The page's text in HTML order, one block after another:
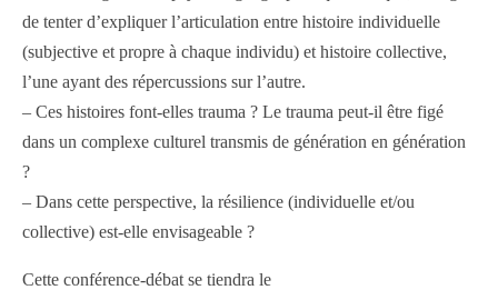
de tenter d’expliquer l’articulation entre histoire individuelle
(subjective et propre à chaque individu) et histoire collective,
l’une ayant des répercussions sur l’autre.
– Ces histoires font-elles trauma ? Le trauma peut-il être figé
dans un complexe culturel transmis de génération en génération
?
– Dans cette perspective, la résilience (individuelle et/ou
collective) est-elle envisageable ?
Cette conférence-débat se tiendra le